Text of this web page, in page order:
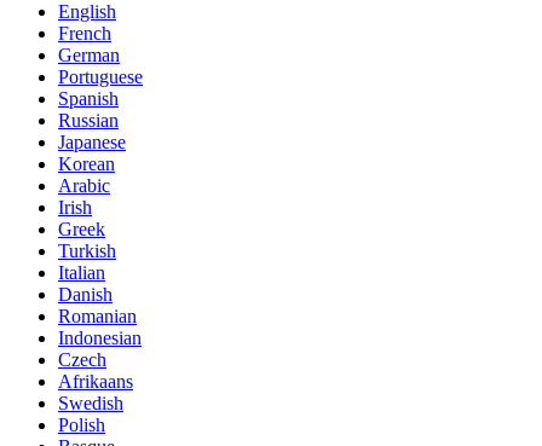
English
French
German
Portuguese
Spanish
Russian
Japanese
Korean
Arabic
Irish
Greek
Turkish
Italian
Danish
Romanian
Indonesian
Czech
Afrikaans
Swedish
Polish